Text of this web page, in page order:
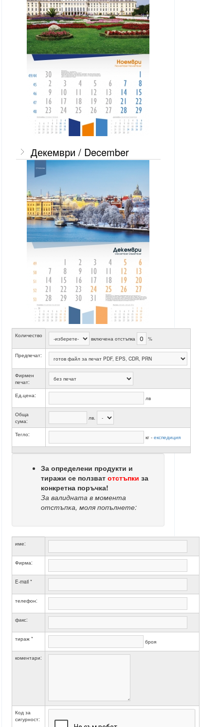
Декември / December
Количество включена отстъпка %
Предпечат:
Фирмен
печат:
Ед.цена:
лв
Обща
сума:
лв.
Тегло: кг -експедиция
За определени продукти и
тиражи се ползватотстъпки за
конкретна поръчка!
За валидната в момента
отстъпка, моля попълнете:
име:
Фирма:
E-mail *
телефон:
факс:
тираж * броя
коментари:
Код за
сигурност: